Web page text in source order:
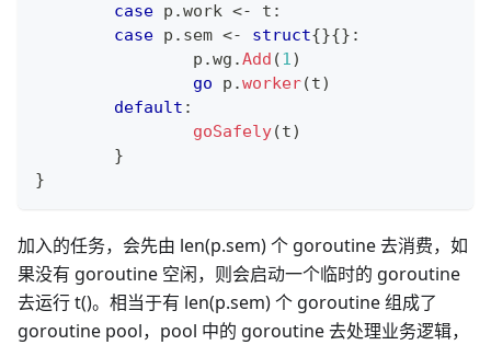
case p .work <- t :
case p . sem <- struct{}{} :
		p
.wg .Add (1)
go p .worker(t)
default :
goSafely(t)
}
}
加入的任务，会先由 len(p.sem) 个 goroutine 去消费，如
果没有 goroutine 空闲，则会启动一个临时的 goroutine
去运行 t()。相当于有 len(p.sem) 个 goroutine 组成了
goroutine pool，pool 中的 goroutine 去处理业务逻辑，